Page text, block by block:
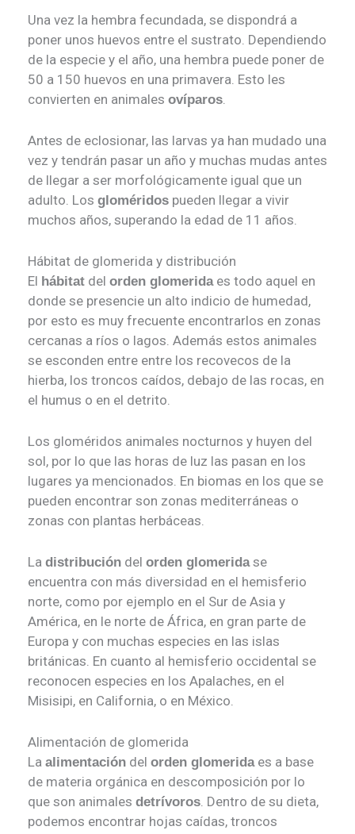
Una vez la hembra fecundada, se dispondrá a
poner unos huevos entre el sustrato. Dependiendo
de la especie y el año, una hembra puede poner de
50 a 150 huevos en una primavera. Esto les
convierten en animales ovíparos
Antes de eclosionar, las larvas ya han mudado una
vez y tendrán pasar un año y muchas mudas antes
de llegar a ser morfológicamente igual que un
adulto. Los gloméridos pueden llegar a vivir
muchos años, superando la edad de 11 años.
Hábitat de glomerida y distribución
El hábitat del orden glomeridaes todo aquel en
donde se presencie un alto indicio de humedad,
por esto es muy frecuente encontrarlos en zonas
cercanas a ríos o lagos. Además estos animales
se esconden entre entre los recovecos de la
hierba, los troncos caídos, debajo de las rocas, en
el humus o en el detrito.
Los gloméridos animales nocturnos y huyen del
sol, por lo que las horas de luz las pasan en los
lugares ya mencionados. En biomas en los que se
pueden encontrar son zonas mediterráneas o
zonas con plantas herbáceas.
La distribución del orden glomeridase
encuentra con más diversidad en el hemisferio
norte, como por ejemplo en el Sur de Asia y
América, en le norte de África, en gran parte de
Europa y con muchas especies en las islas
británicas. En cuanto al hemisferio occidental se
reconocen especies en los Apalaches, en el
Misisipi, en California, o en México.
Alimentación de glomerida
La alimentación del orden glomeridaes a base
de materia orgánica en descomposición por lo
que son animales detrívoros. Dentro de su dieta,
podemos encontrar hojas caídas, troncos